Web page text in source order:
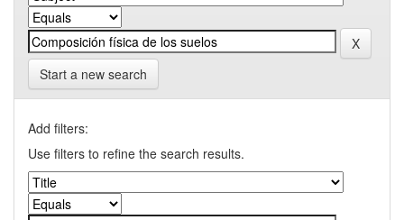
Start a new search
Add filters:
Use filters to refine the search results.